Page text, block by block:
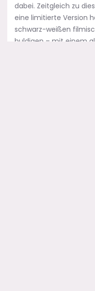
dabei. Zeitgleich zu
eine limitierte Version
schwarz-weißen
huldigen – mit einem